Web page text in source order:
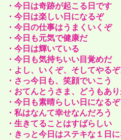
・今日は奇跡が起こる日です
・今日は楽しい日になるぞ
・今日の仕事はうまくいくぞ
・今日も元気で健康だ
・今日は輝いている
・今日も気持ちいい目覚めだ
・よし、いくぞ、そしてやる
・さっ今日も、笑顔でいこう
・おてんとうさま、どうもあ
・今日も素晴らしい日になるぞ
・私はなんて幸せなんだろう
・生きてることはすばらしい
・きっと今日はステキな１日